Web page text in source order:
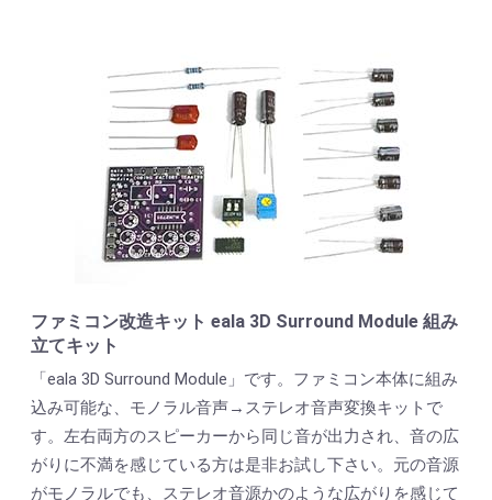
ファミコン改造キット eala 3D Surround Module 組み
立てキット
「eala 3D Surround Module」です。ファミコン本体に組み
込み可能な、モノラル音声→ステレオ音声変換キットで
す。左右両方のスピーカーから同じ音が出力され、音の広
がりに不満を感じている方は是非お試し下さい。元の音源
がモノラルでも、ステレオ音源かのような広がりを感じて